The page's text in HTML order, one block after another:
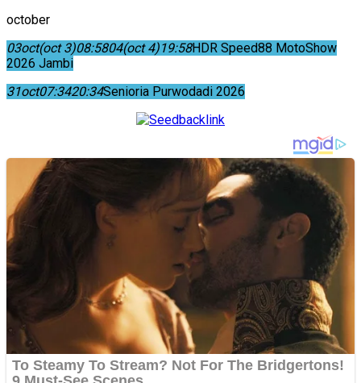
october
03oct(oct 3)08:5804(oct 4)19:58HDR Speed88 MotoShow
2026 Jambi
31oct07:3420:34Senioria Purwodadi 2026